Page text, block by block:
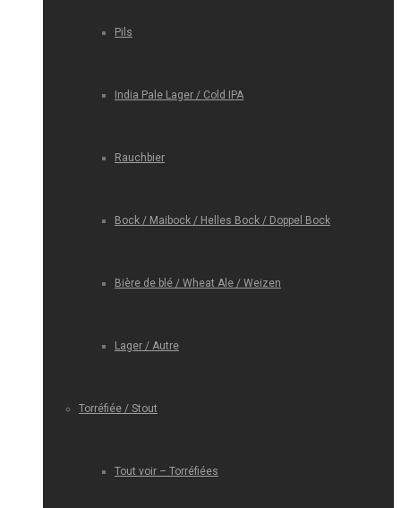
Pils
India Pale Lager / Cold IPA
Rauchbier
Bock / Maibock / Helles Bock / Doppel Bock
Bière de blé / Wheat Ale / Weizen
Lager / Autre
Torréfiée / Stout
Tout voir – Torréfiées